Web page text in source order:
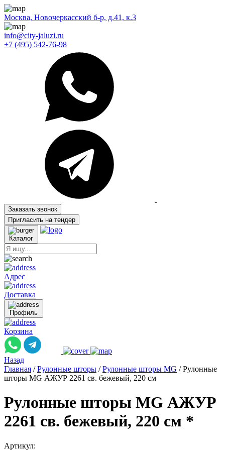
Москва, Новочеркасский б-р, д.41, к.3
info@city-jaluzi.ru
+7 (495) 542-76-98
Заказать звонок
Пригласить на тендер
Каталог
Адрес
Доставка
Профиль
Корзина
Назад
Главная / Рулонные шторы / Рулонные шторы MG / Рулонные
шторы MG АЖУР 2261 св. бежевый, 220 см
Рулонные шторы MG АЖУР
2261 св. бежевый, 220 см *
Артикул: